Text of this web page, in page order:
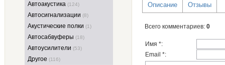
Автоакустика (124)
Автосигнализации (8)
Акустические полки (1)
Автосабвуферы (18)
Автоусилители (53)
Другое (116)
Описание Отзывы
Всего комментариев: 0
Имя *:
Email *: